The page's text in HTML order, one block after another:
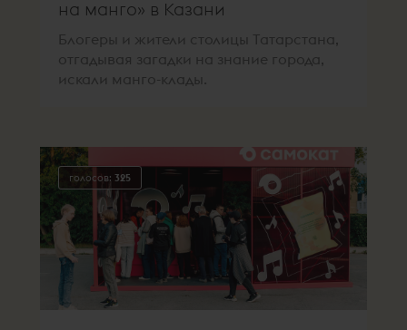
на манго» в Казани
Блогеры и жители столицы Татарстана,
отгадывая загадки на знание города,
искали манго-клады.
голосов: 325